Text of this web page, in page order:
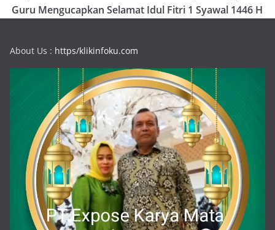
Guru Mengucapkan Selamat Idul Fitri 1 Syawal 1446 H
About Us : https/klikinfoku.com